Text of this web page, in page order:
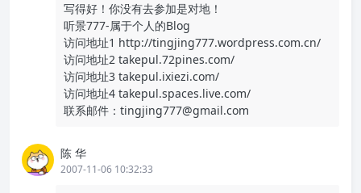
写得好！你没有去参加是对地！
听景777-属于个人的Blog
访问地址1 http://tingjing777.wordpress.com.cn/
访问地址2 takepul.72pines.com/
访问地址3 takepul.ixiezi.com/
访问地址4 takepul.spaces.live.com/
联系邮件：tingjing777@gmail.com
陈 华
2007-11-06 10:32:33